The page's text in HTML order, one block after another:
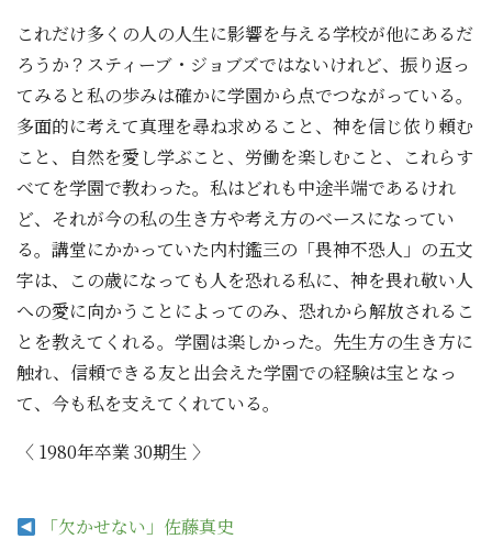
これだけ多くの人の人生に影響を与える学校が他にあるだ
ろうか？スティーブ・ジョブズではないけれど、振り返っ
てみると私の歩みは確かに学園から点でつながっている。
多面的に考えて真理を尋ね求めること、神を信じ依り頼む
こと、自然を愛し学ぶこと、労働を楽しむこと、これらす
べてを学園で教わった。私はどれも中途半端であるけれ
ど、それが今の私の生き方や考え方のベースになってい
る。講堂にかかっていた内村鑑三の「畏神不恐人」の五文
字は、この歳になっても人を恐れる私に、神を畏れ敬い人
への愛に向かうことによってのみ、恐れから解放されるこ
とを教えてくれる。学園は楽しかった。先生方の生き方に
触れ、信頼できる友と出会えた学園での経験は宝となっ
て、今も私を支えてくれている。
〈 1980年卒業 30期生 〉
「欠かせない」佐藤真史